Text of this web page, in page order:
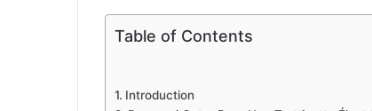
Table of Contents
Introduction